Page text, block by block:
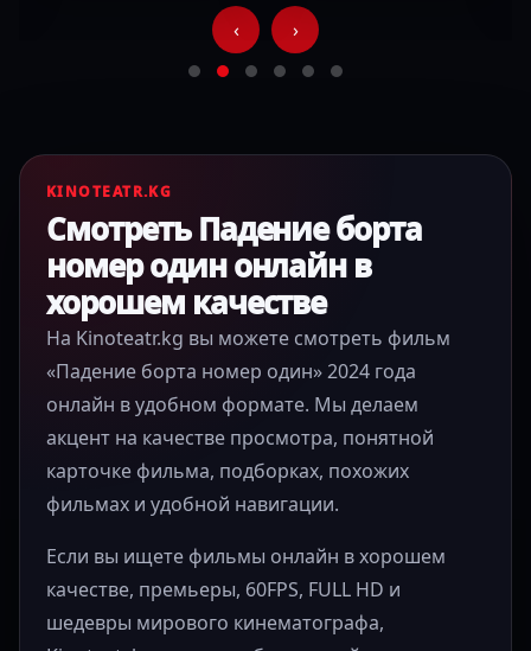
‹ ›
KINOTEATR.KG
Смотреть Падение борта
номер один онлайн в
хорошем качестве
На Kinoteatr.kg вы можете смотреть фильм
«Падение борта номер один» 2024 года
онлайн в удобном формате. Мы делаем
акцент на качестве просмотра, понятной
карточке фильма, подборках, похожих
фильмах и удобной навигации.
Если вы ищете фильмы онлайн в хорошем
качестве, премьеры, 60FPS, FULL HD и
шедевры мирового кинематографа,